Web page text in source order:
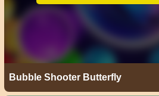
Bubble Shooter Butterfly